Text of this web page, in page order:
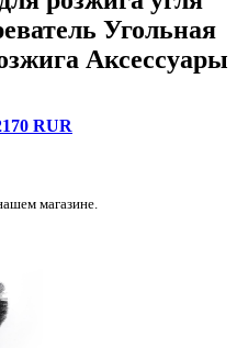
Угольная
Аксессуары
RUR
магазине.